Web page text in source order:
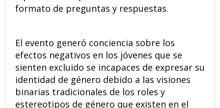
formato de preguntas y respuestas.
El evento generó conciencia sobre los
efectos negativos en los jóvenes que se
sienten excluido se incapaces de expresar su
identidad de género debido a las visiones
binarias tradicionales de los roles y
estereotipos de género que existen en el